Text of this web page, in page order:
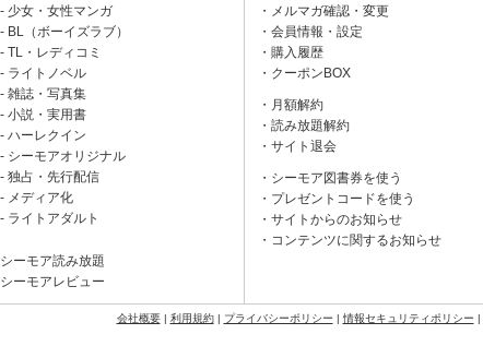
少女・女性マンガ
BL（ボーイズラブ）
TL・レディコミ
ライトノベル
雑誌・写真集
小説・実用書
ハーレクイン
シーモアオリジナル
独占・先行配信
メディア化
ライトアダルト
シーモア読み放題
シーモアレビュー
メルマガ確認・変更
会員情報・設定
購入履歴
クーポンBOX
月額解約
読み放題解約
サイト退会
シーモア図書券を使う
プレゼントコードを使う
サイトからのお知らせ
コンテンツに関するお知らせ
会社概要| 利用規約| プライバシーポリシー | 情報セキュリティポリシー |